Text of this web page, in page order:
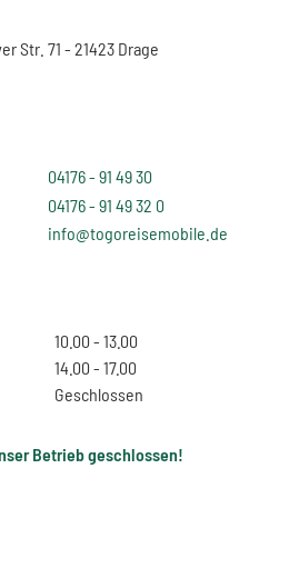
Str. 71 - 21423 Drage
04176 - 91 49 30
04176 - 91 49 32 0
info@togoreisemobile.de
10.00 - 13.00
14.00 - 17.00
Geschlossen
Betrieb geschlossen!